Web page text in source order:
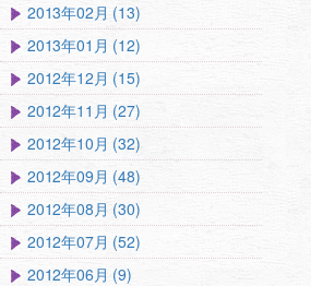
2013年02月 (13)
2013年01月 (12)
2012年12月 (15)
2012年11月 (27)
2012年10月 (32)
2012年09月 (48)
2012年08月 (30)
2012年07月 (52)
2012年06月 (9)